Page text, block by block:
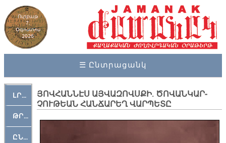
Ուրբաթ
7,
Օգոստոս
2026
☰ Ընտրացանկ
ԼՐԱՀՈՍ
ԹՐՔԱՀԱՅ ԿԵԱՆՔ
ԸՆԿԵՐԱՄՇԱԿՈՒԹԱՅԻՆ
ՅՈՎ­ՀԱՆ­ՆԷՍ ԱՅ­ՎԱ­ԶՈՎՍ­ՔԻ. ­ԾՈ­ՎԱՆ­ԿԱՐ­
ՉՈՒ­ԹԵԱՆ ՀԱՆՃԱ­ՐԵՂ ՎԱՐ­ՊԵ­ՏԸ